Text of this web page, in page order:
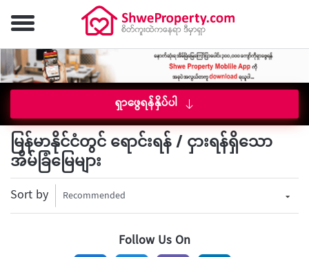
ရှာဖွေရန်နှိပ်ပါ
မြန်မာနိုင်ငံတွင် ရောင်းရန် / ငှားရန်ရှိသော
အိမ်ခြံမြေများ
Sort by Recommended
Follow Us On